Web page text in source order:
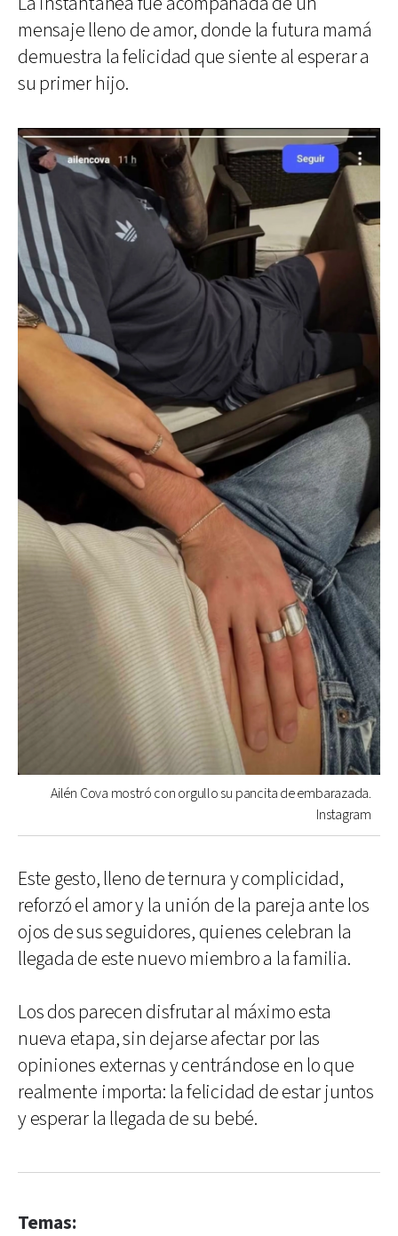
mensaje lleno de amor, donde la futura mamá
demuestra la felicidad que siente al esperar a
su primer hijo.
Ailén Cova mostró con orgullo su pancita de embarazada.
Instagram
Este gesto, lleno de ternura y complicidad,
reforzó el amor y la unión de la pareja ante los
ojos de sus seguidores, quienes celebran la
llegada de este nuevo miembro a la familia.
Los dos parecen disfrutar al máximo esta
nueva etapa, sin dejarse afectar por las
opiniones externas y centrándose en lo que
realmente importa: la felicidad de estar juntos
y esperar la llegada de su bebé.
Temas: